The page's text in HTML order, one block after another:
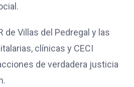
de Villas del Pedregal y las
clínicas y CECI
de verdadera justicia